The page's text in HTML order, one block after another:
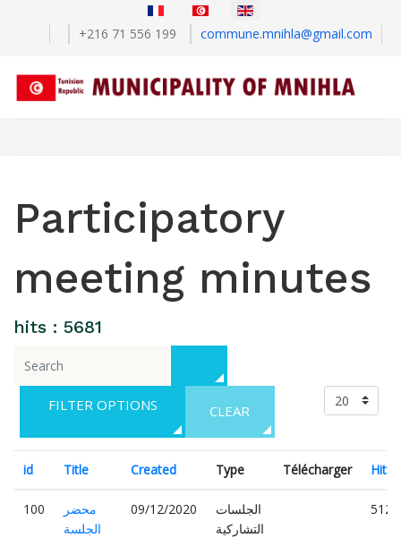
+216 71 556 199 commune.mnihla@gmail.com
Participatory
meeting minutes
hits : 5681
CLEAR
id Title Created Type Télécharger Hits
100
محضر
الجلسة
09/12/2020
الجلسات
التشاركية
5120